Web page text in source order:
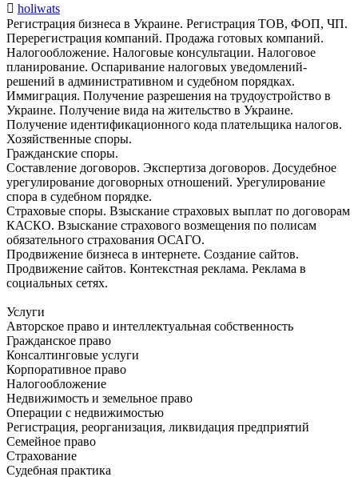
 holiwats
Регистрация бизнеса в Украине. Регистрация ТОВ, ФОП, ЧП.
Перерегистрация компаний. Продажа готовых компаний.
Налогообложение. Налоговые консультации. Налоговое
планирование. Оспаривание налоговых уведомлений-
решений в административном и судебном порядках.
Иммиграция. Получение разрешения на трудоустройство в
Украине. Получение вида на жительство в Украине.
Получение идентификационного кода плательщика налогов.
Хозяйственные споры.
Гражданские споры.
Составление договоров. Экспертиза договоров. Досудебное
урегулирование договорных отношений. Урегулирование
спора в судебном порядке.
Страховые споры. Взыскание страховых выплат по договорам
КАСКО. Взыскание страхового возмещения по полисам
обязательного страхования ОСАГО.
Продвижение бизнеса в интернете. Создание сайтов.
Продвижение сайтов. Контекстная реклама. Реклама в
социальных сетях.
Услуги
Авторское право и интеллектуальная собственность
Гражданское право
Консалтинговые услуги
Корпоративное право
Налогообложение
Недвижимость и земельное право
Операции с недвижимостью
Регистрация, реорганизация, ликвидация предприятий
Семейное право
Страхование
Судебная практика